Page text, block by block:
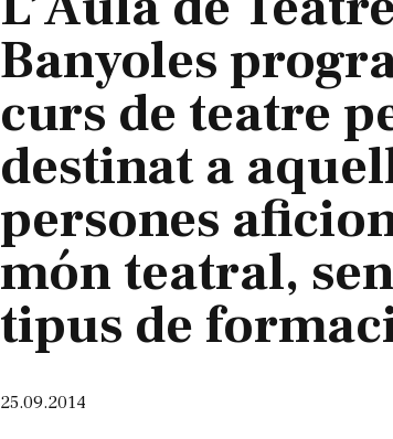
Banyoles
curs de teatre
destinat a
persones
món teatral,
tipus de
25.09.2014